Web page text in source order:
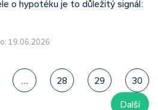
o hypotéku je to důležitý signál:
19.06.2026
... 28 29 30
Další